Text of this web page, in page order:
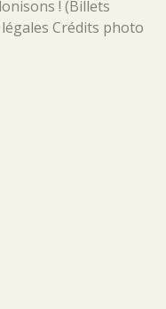
! (Billets
Crédits photo